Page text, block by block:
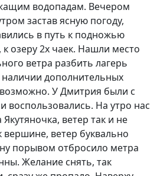
водопадам. Вечером
застав ясную погоду,
в путь к подножью
к озеру 2х чаек. Нашли место
ветра разбить лагерь
дополнительных
У Дмитрия были с
воспользовались. На утро нас
ветер так и не
вершине, ветер буквально
порывом отбросило метра
Желание снять, так